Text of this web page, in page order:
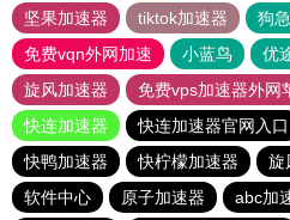
坚果加速器
tiktok加速器
狗
免费vqn外网加速
小蓝鸟 优
旋风加速器
免费vps加速器外网
快连加速器
快连加速器官网入口
快鸭加速器
快柠檬加速器 旋
软件中心
原子加速器 abc加